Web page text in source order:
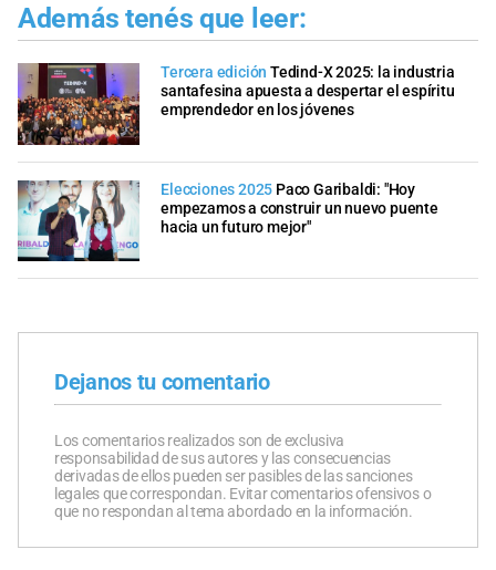
Además tenés que leer:
Tercera edición Tedind-X 2025: la industria
santafesina apuesta a despertar el espíritu
emprendedor en los jóvenes
Elecciones 2025 Paco Garibaldi: "Hoy
empezamos a construir un nuevo puente
hacia un futuro mejor"
Dejanos tu comentario
Los comentarios realizados son de exclusiva
responsabilidad de sus autores y las consecuencias
derivadas de ellos pueden ser pasibles de las sanciones
legales que correspondan. Evitar comentarios ofensivos o
que no respondan al tema abordado en la información.